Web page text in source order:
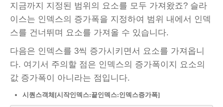
지금까지 지정된 범위의 요소를 모두 가져왔죠? 슬라
이스는 인덱스의 증가폭을 지정하여 범위 내에서 인덱
스를 건너뛰며 요소를 가져올 수 있습니다.
다음은 인덱스를 3씩 증가시키면서 요소를 가져옵니
다. 여기서 주의할 점은 인덱스의 증가폭이지 요소의
값 증가폭이 아니라는 점입니다.
시퀀스객체[시작인덱스:끝인덱스:인덱스증가폭]